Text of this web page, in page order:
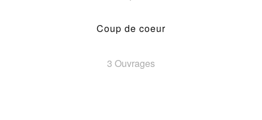
Coup de coeur
3 Ouvrages